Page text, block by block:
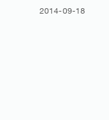
2014-09-18